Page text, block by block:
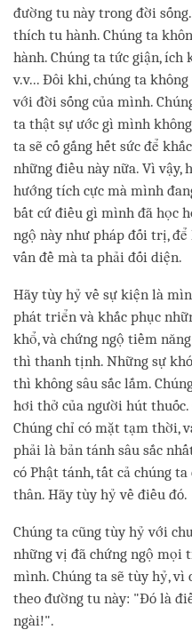
đường tu này trong đời
thích tu hành. Chúng ta
hành. Chúng ta tức giận,
v.v... Đôi khi, chúng ta
với đời sống của mình.
ta thật sự ước gì mình
ta sẽ cố gắng hết sức để
những điều này nữa. Vì vậy,
hướng tích cực mà mình
bất cứ điều gì mình đã học
ngộ này như pháp đối trị,
vấn đề mà ta phải đối diện.
Hãy tùy hỷ về sự kiện là
phát triển và khắc phục
khổ, và chứng ngộ tiềm
thì thanh tịnh. Những sự
thì không sâu sắc lắm.
hơi thở của người hút
Chúng chỉ có mặt tạm thời,
phải là bản tánh sâu sắc
có Phật tánh, tất cả chúng
thân. Hãy tùy hỷ về điều đó.
Chúng ta cũng tùy hỷ với
những vị đã chứng ngộ mọi
mình. Chúng ta sẽ tùy hỷ, vì
theo đường tu này: "Đó là
ngài!".